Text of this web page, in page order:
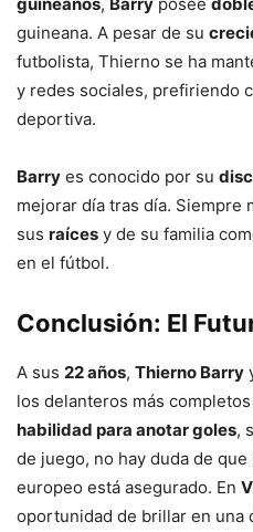
guineana. A pesar de su
futbolista, Thierno se ha
y redes sociales, prefiriendo
deportiva.
Barry es conocido por su
mejorar día tras día. Siempre
sus raíces y de su familia
en el fútbol.
Conclusión: El
A sus 22 años, Thierno Barry
los delanteros más
habilidad para anotar goles,
de juego, no hay duda de
europeo está asegurado. En
oportunidad de brillar en una